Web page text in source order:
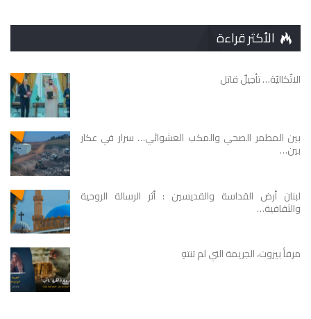
الأكثر قراءة
الاتّكاليّة… تأجيلٌ قاتل
بين المطمر الصحي والمكب العشوائي… سرار في عكار
بين…
لبنان أرض القداسة والقديسين : أثر الرسالة الروحية
والثقافية…
مرفأ بيروت، الجريمة التي لم تنتهِ